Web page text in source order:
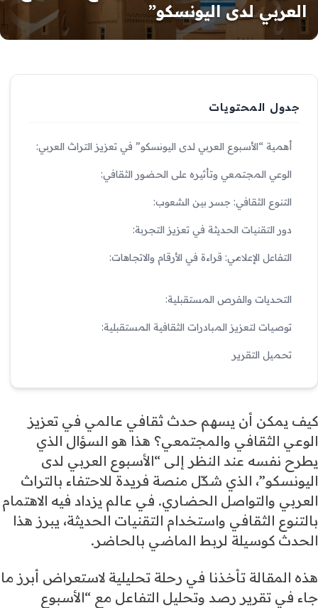
العربي لدى اليونسكو”
جدول المحتويات
أهمية “الأسبوع العربي لدى اليونسكو” في تعزيز التراث العربي:
الوعي المجتمعي وتأثيره على الحضور الثقافي:
التنوع الثقافي: جسر بين الشعوب:
دور التقنيات الحديثة في تعزيز التجربة:
التفاعل الإعلامي: قراءة في الأرقام والاتجاهات:
التحديات والفرص المستقبلية:
توصيات لتعزيز المبادرات الثقافية المستقبلية:
تحميل التقرير
كيف يمكن أن يسهم حدث ثقافي عالمي في تعزيز
الوعي الثقافي والمجتمعي؟ هذا هو السؤال الذي
يطرح نفسه عند النظر إلى “الأسبوع العربي لدى
اليونسكو”، الذي شكّل منصة فريدة للاحتفاء بالتراث
العربي والتواصل الحضاري. في عالم يزداد فيه الاهتمام
بالتنوع الثقافي واستخدام التقنيات الحديثة، يبرز هذا
الحدث كوسيلة لربط الماضي بالحاضر.
هذه المقالة تأخذنا في رحلة تحليلية لاستعراض أبرز ما
جاء في تقرير رصد وتحليل التفاعل مع “الأسبوع